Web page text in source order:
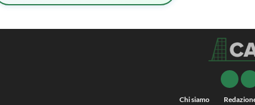
Chi siamo